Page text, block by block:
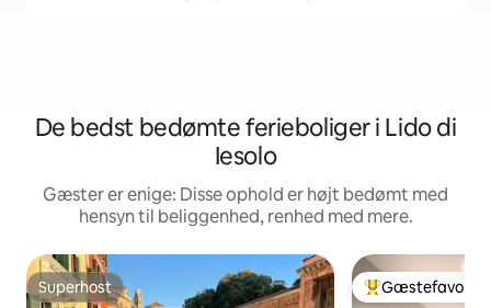
De bedst bedømte ferieboliger i Lido di
Iesolo
Gæster er enige: Disse ophold er højt bedømt med
hensyn til beliggenhed, renhed med mere.
Superhost
Superhost Bedste
Gæstefavorit